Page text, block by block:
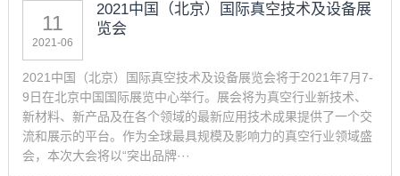
11
2021-06
2021中国（北京）国际真空技术及设备展
览会
2021中国（北京）国际真空技术及设备展览会将于2021年7月7-
9日在北京中国国际展览中心举行。展会将为真空行业新技术、
新材料、新产品及在各个领域的最新应用技术成果提供了一个交
流和展示的平台。作为全球最具规模及影响力的真空行业领域盛
会，本次大会将以“突出品牌···